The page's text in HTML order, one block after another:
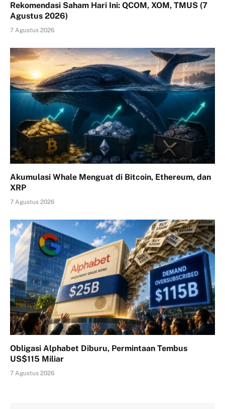
Rekomendasi Saham Hari Ini: QCOM, XOM, TMUS (7
Agustus 2026)
7 Agustus 2026
Akumulasi Whale Menguat di Bitcoin, Ethereum, dan
XRP
7 Agustus 2026
Obligasi Alphabet Diburu, Permintaan Tembus
US$115 Miliar
7 Agustus 2026